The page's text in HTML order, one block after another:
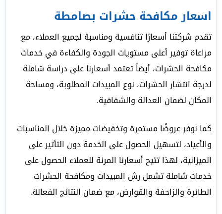
اسعار مكافحة حشرات بصامطة
تقدم شركتنا أسعارًا تنافسية ومناسبة لجميع العملاء، مع
مراعاة توفير أعلى مستويات الجودة والكفاءة في خدمات
مكافحة الحشرات، أيضاً تعتمد أسعارنا على دراسة شاملة
لدرجة انتشار الحشرات، نوع المبيدات المطلوبة، ومساحة
المكان لضمان العدالة والشفافية.
كما نوفر عروضًا مستمرة وتخفيضات مميزة خلال المناسبات
والأعياد، لتسهيل الحصول على الخدمة دون التأثير على
الميزانية، لهذا تتيح أسعارنا المرنة للعملاء الحصول على
خدمات شاملة تشمل رش المبيدات ومكافحة الحشرات
الطائرة والزاحفة والقوارض، مع ضمان النتائج الفعالة.